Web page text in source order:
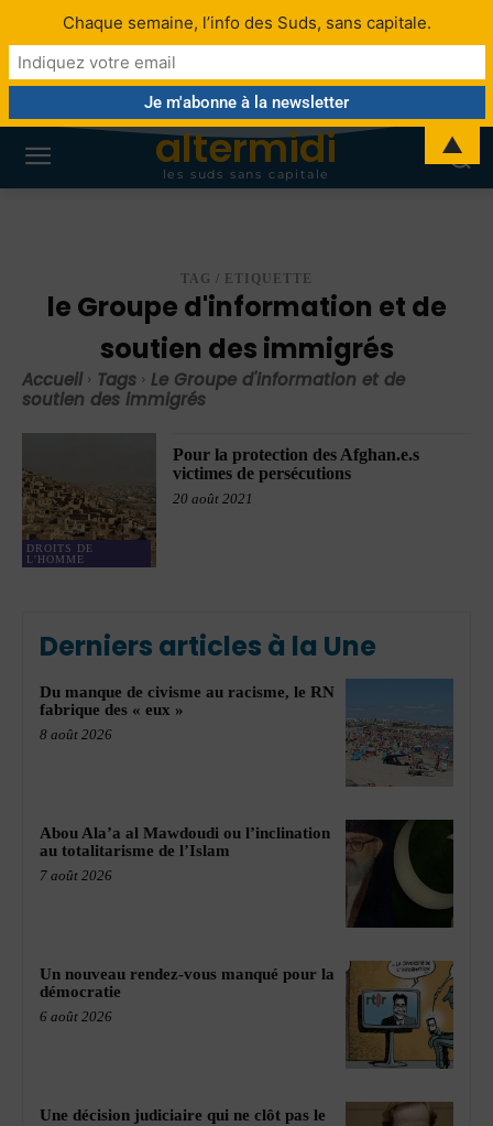
altermidi
les suds sans capitale
TAG / ETIQUETTE
le Groupe d'information et de
soutien des immigrés
Accueil Tags
Le Groupe d'information et de
soutien des immigrés
DROITS DE
L'HOMME
Pour la protection des Afghan.e.s
victimes de persécutions
20 août 2021
Derniers articles à la Une
Du manque de civisme au racisme, le RN
fabrique des « eux »
8 août 2026
Abou Ala’a al Mawdoudi ou l’inclination
au totalitarisme de l’Islam
7 août 2026
Un nouveau rendez-vous manqué pour la
démocratie
6 août 2026
Une décision judiciaire qui ne clôt pas le
Chaque semaine, l’info des Suds, sans capitale.
▲